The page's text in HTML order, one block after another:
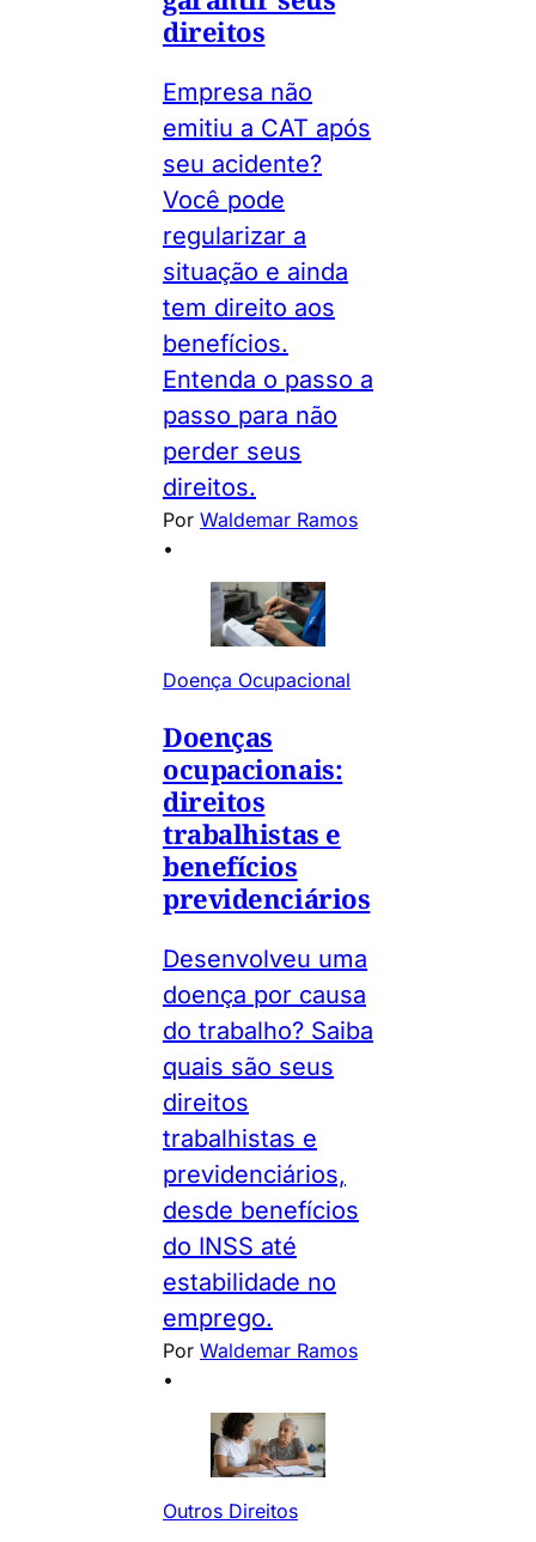
direitos
Empresa não
emitiu a CAT após
seu acidente?
Você pode
regularizar a
situação e ainda
tem direito aos
benefícios.
Entenda o passo a
passo para não
perder seus
direitos.
Por Waldemar Ramos
•
Doença Ocupacional
Doenças
ocupacionais:
direitos
trabalhistas e
benefícios
previdenciários
Desenvolveu uma
doença por causa
do trabalho? Saiba
quais são seus
direitos
trabalhistas e
previdenciários,
desde benefícios
do INSS até
estabilidade no
emprego.
Por Waldemar Ramos
•
Outros Direitos